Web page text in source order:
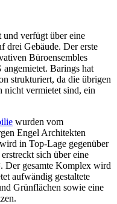
verfügt über eine
drei Gebäude. Der erste
Büroensembles
Barings hat
strukturiert, da die übrigen
nicht vermietet sind, ein
wurden vom
Engel Architekten
in Top-Lage gegenüber
sich über eine
Der gesamte Komplex wird
aufwändig gestaltete
Grünflächen sowie eine